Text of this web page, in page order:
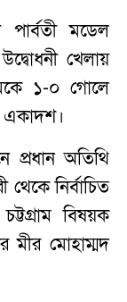
পার্বতী মডেল
খেলায়
১-০ গোলে
একাদশ।
অতিথি
থেকে নির্বাচিত
বিষয়ক
মীর মোহাম্মদ